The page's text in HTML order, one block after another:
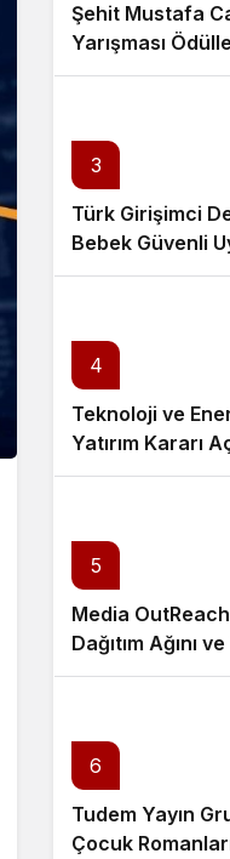
Şehit Mustafa
Yarışması
Özgürlükler
3
Türk Girişimci
Bebek Güvenli
Dokunuş
4
Teknoloji ve
Yatırım Kararı
5
Media
Dağıtım Ağını
Görünürlüğünü
6
Tudem Yayın
Çocuk